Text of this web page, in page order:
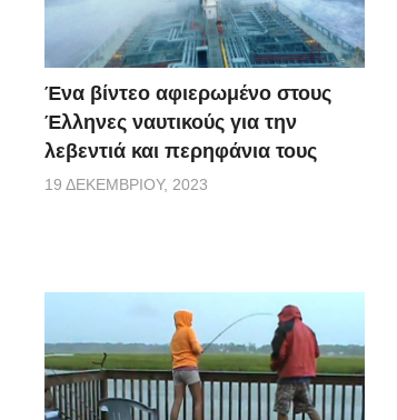
Ένα βίντεο αφιερωμένο στους
Έλληνες ναυτικούς για την
λεβεντιά και περηφάνια τους
19 ΔΕΚΕΜΒΡΊΟΥ, 2023